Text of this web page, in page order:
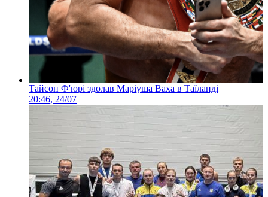
Тайсон Ф'юрі здолав Маріуша Ваха в Таїланді
20:46, 24/07